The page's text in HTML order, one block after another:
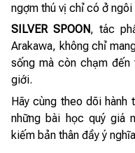
ngợm thú vị chỉ có ở ngôi
SILVER SPOON, tác
Arakawa, không chỉ
sống mà còn chạm
giới.
Hãy cùng theo dõi hành
những bài học quý giá
kiếm bản thân đầy ý